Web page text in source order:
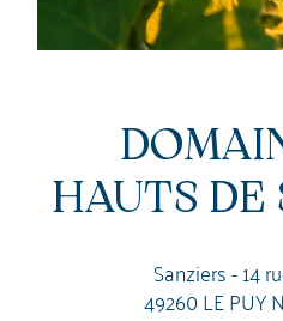
HAUTS DE
Sanziers - 14
49260 LE PUY